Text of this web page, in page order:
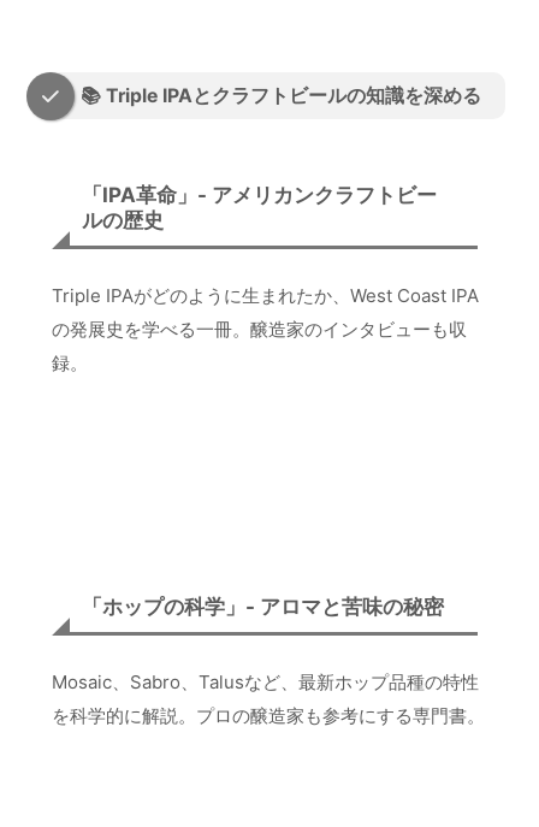
📚 Triple IPAとクラフトビールの知識を深める
「IPA革命」- アメリカンクラフトビー
ルの歴史
Triple IPAがどのように生まれたか、West Coast IPA
の発展史を学べる一冊。醸造家のインタビューも収
録。
「ホップの科学」- アロマと苦味の秘密
Mosaic、Sabro、Talusなど、最新ホップ品種の特性
を科学的に解説。プロの醸造家も参考にする専門書。